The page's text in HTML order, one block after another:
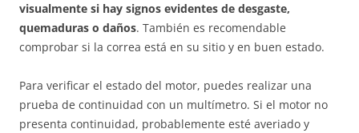
visualmente si hay signos evidentes de desgaste,
quemaduras o daños. También es recomendable
comprobar si la correa está en su sitio y en buen estado.
Para verificar el estado del motor, puedes realizar una
prueba de continuidad con un multímetro. Si el motor no
presenta continuidad, probablemente esté averiado y